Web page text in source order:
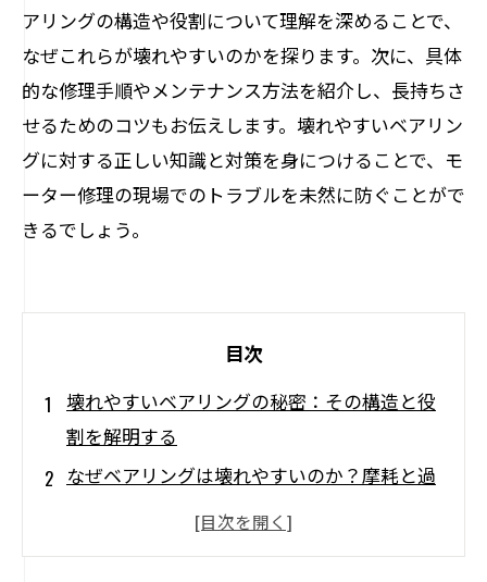
アリングの構造や役割について理解を深めることで、
なぜこれらが壊れやすいのかを探ります。次に、具体
的な修理手順やメンテナンス方法を紹介し、長持ちさ
せるためのコツもお伝えします。壊れやすいベアリン
グに対する正しい知識と対策を身につけることで、モ
ーター修理の現場でのトラブルを未然に防ぐことがで
きるでしょう。
目次
壊れやすいベアリングの秘密：その構造と役
割を解明する
なぜベアリングは壊れやすいのか？摩耗と過
熱のメカニズムに迫る
壊れたベアリングを修理するためのステップ